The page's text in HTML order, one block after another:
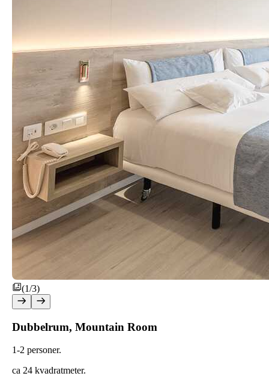
(1/3)
Dubbelrum, Mountain Room
1-2 personer.
ca 24 kvadratmeter.